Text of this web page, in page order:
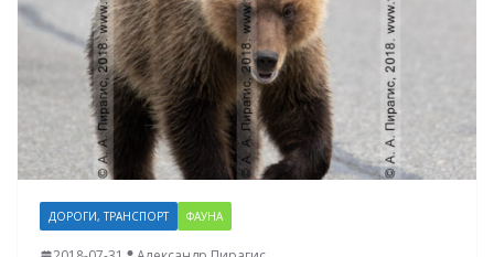
ДОРОГИ, ТРАНСПОРТ ФАУНА